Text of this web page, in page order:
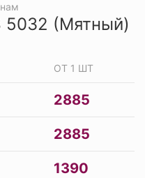
(Мятный)
ОТ 1 ШТ
2885
2885
1390